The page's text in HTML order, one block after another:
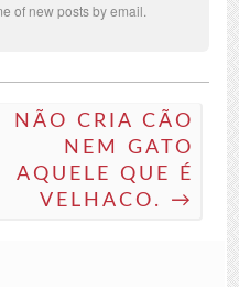
of new posts by email.
NÃO CRIA CÃO
NEM GATO
AQUELE QUE É
VELHACO. →